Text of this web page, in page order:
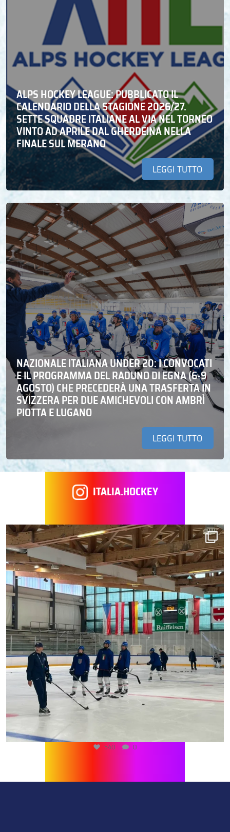
ALPS HOCKEY LEAGUE: PUBBLICATO IL
CALENDARIO DELLA STAGIONE 2026/27.
SETTE SQUADRE ITALIANE AL VIA NEL TORNEO
VINTO AD APRILE DAL GHERDEINA NELLA
FINALE SUL MERANO
LEGGI TUTTO
NAZIONALE ITALIANA UNDER 20: I CONVOCATI
E IL PROGRAMMA DEL RADUNO DI EGNA (6-9
AGOSTO) CHE PRECEDERÀ UNA TRASFERTA IN
SVIZZERA PER DUE AMICHEVOLI CON AMBRÌ
PIOTTA E LUGANO
LEGGI TUTTO
ITALIA.HOCKEY
540 0